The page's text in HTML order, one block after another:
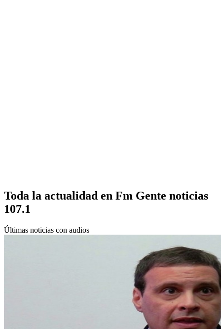
Toda la actualidad en Fm Gente noticias
107.1
Últimas noticias con audios